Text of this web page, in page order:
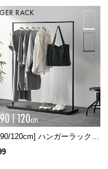
120cm] ハンガーラック
ル 4段階高さ調節 サイドフ
ープンラック シンプル